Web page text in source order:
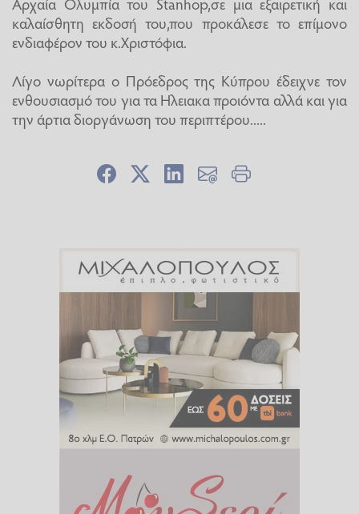
καλαίσθητη εκδοσή του,που προκάλεσε το επίμονο
ενδιαφέρον του κ.Χριστόφια.
Λίγο νωρίτερα ο Πρόεδρος της Κύπρου έδειχνε τον
ενθουσιασμό του για τα Ηλειακα προιόντα αλλά και για
την άρτια διοργάνωση του περιπτέρου.....